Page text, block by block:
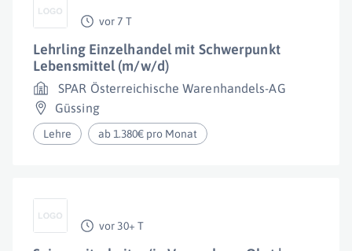
vor 7 T
Lehrling Einzelhandel mit Schwerpunkt
Lebensmittel (m/w/d)
SPAR Österreichische Warenhandels-AG
Güssing
Lehre ab 1.380€ pro Monat
vor 30+ T